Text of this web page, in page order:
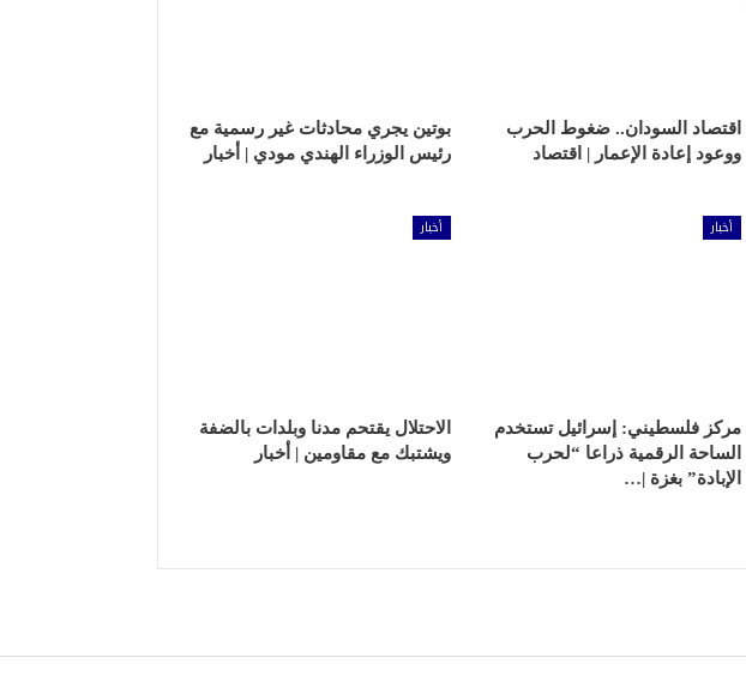
اقتصاد السودان.. ضغوط الحرب
ووعود إعادة الإعمار | اقتصاد
بوتين يجري محادثات غير رسمية مع
رئيس الوزراء الهندي مودي | أخبار
أخبار
مركز فلسطيني: إسرائيل تستخدم
الساحة الرقمية ذراعا “لحرب
الإبادة” بغزة |…
أخبار
الاحتلال يقتحم مدنا وبلدات بالضفة
ويشتبك مع مقاومين | أخبار